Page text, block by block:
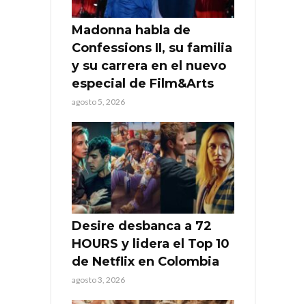
Madonna habla de
Confessions II, su familia
y su carrera en el nuevo
especial de Film&Arts
agosto 5, 2026
Desire desbanca a 72
HOURS y lidera el Top 10
de Netflix en Colombia
agosto 3, 2026